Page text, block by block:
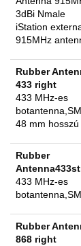
3dBi Nmale
iStation
915MHz
Rubber
433 right
433 MHz-es
48 mm hosszú
Rubber
433 MHz-es
Rubber
868 right